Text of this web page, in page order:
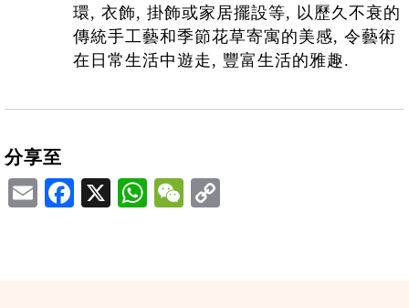
環, 衣飾, 掛飾或家居擺設等, 以歷久不衰的
傳統手工藝和季節花草寄寓的美感, 令藝術
在日常生活中遊走, 豐富生活的雅趣.
分享至
EmailFacebook
X WhatsApp
WeChat